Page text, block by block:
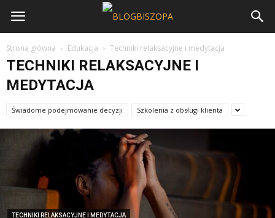
Strona główna Edukacja Techniki relaksacyjne i medytacja
TECHNIKI RELAKSACYJNE I
MEDYTACJA
Świadome podejmowanie decyzji Szkolenia z obsługi klienta
TECHNIKI RELAKSACYJNE I MEDYTACJA